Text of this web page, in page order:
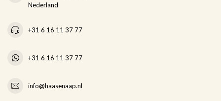
Nederland
+31 6 16 11 37 77
+31 6 16 11 37 77
info@haasenaap.nl